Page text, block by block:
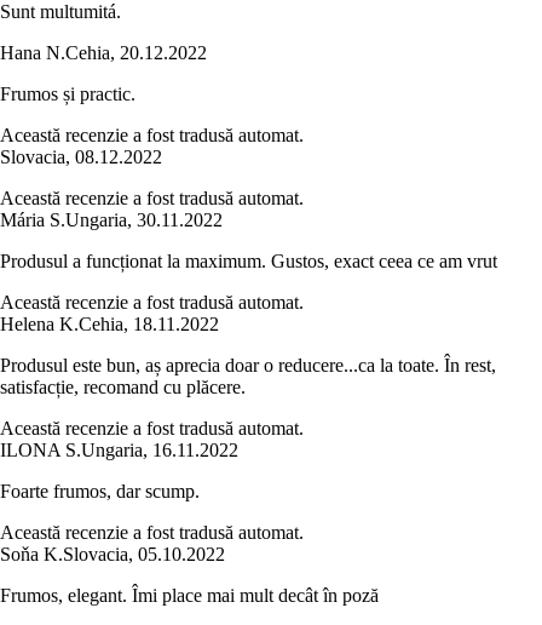
Sunt multumitá.
Hana N.Cehia, 20.12.2022
Frumos și practic.
Această recenzie a fost tradusă automat.
Slovacia, 08.12.2022
Această recenzie a fost tradusă automat.
Mária S.Ungaria, 30.11.2022
Produsul a funcționat la maximum. Gustos, exact ceea ce am vrut
Această recenzie a fost tradusă automat.
Helena K.Cehia, 18.11.2022
Produsul este bun, aș aprecia doar o reducere...ca la toate. În rest,
satisfacție, recomand cu plăcere.
Această recenzie a fost tradusă automat.
ILONA S.Ungaria, 16.11.2022
Foarte frumos, dar scump.
Această recenzie a fost tradusă automat.
Soňa K.Slovacia, 05.10.2022
Frumos, elegant. Îmi place mai mult decât în poză